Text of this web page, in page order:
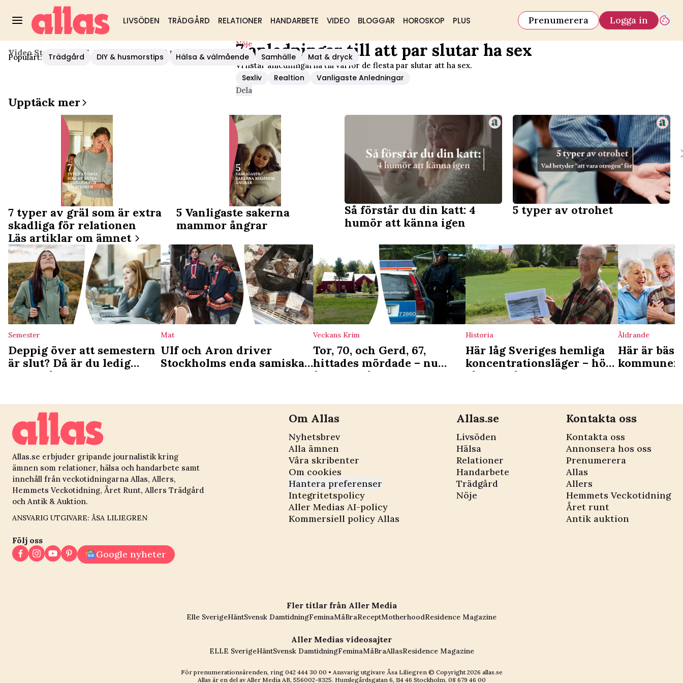
LIVSÖDEN TRÄDGÅRD RELATIONER HANDARBETE VIDEO BLOGGAR HOROSKOP PLUS Prenumerera Logga in
Populärt: Trädgård DIY & husmorstips Hälsa & välmående Samhälle Mat & dryck
Video Start / Nöje / 7 Anledningar Till Att Par Slutar Ha Sex
Nöje
7 anledningar till att par slutar ha sex
Vi listar anledningarna till varför de flesta par slutar att ha sex.
Sexliv Realtion Vanligaste Anledningar
Dela
Upptäck mer
7 typer av gräl som är extra
skadliga för relationen
5 Vanligaste sakerna
mammor ångrar
Så förstår du din katt: 4
humör att känna igen
5 typer av otrohet
Läs artiklar om ämnet
Semester
Deppig över att semestern
är slut? Då är du ledig
nästa gång
Mat
Ulf och Aron driver
Stockholms enda samiska
Veckans Krim
Tor, 70, och Gerd, 67,
hittades mördade – nu
åtalas 45-årig man
Historia
Här låg Sveriges hemliga
koncentrationsläger – höll
fångar på obestämd tid
Åldrande
Här är
Allas.se erbjuder gripande journalistik kring
ämnen som relationer, hälsa och handarbete samt
innehåll från veckotidningarna Allas, Allers,
Hemmets Veckotidning, Året Runt, Allers Trädgård
och Antik & Auktion.
ANSVARIG UTGIVARE: ÅSA LILIEGREN
Följ oss
Google nyheter
Om Allas
Nyhetsbrev
Alla ämnen
Våra skribenter
Om cookies
Hantera preferenser
Integritetspolicy
Aller Medias AI-policy
Kommersiell policy Allas
Allas.se
Livsöden
Hälsa
Relationer
Handarbete
Trädgård
Nöje
Kontakta oss
Kontakta oss
Annonsera hos oss
Prenumerera
Allas
Allers
Hemmets Veckotidning
Året runt
Antik auktion
Fler titlar från Aller Media
Elle SverigeHäntSvensk DamtidningFeminaMåBraReceptMotherhoodResidence Magazine
Aller Medias videosajter
ELLE SverigeHäntSvensk DamtidningFeminaMåBraAllasResidence Magazine
För prenumerationsärenden, ring 042 444 30 00 • Ansvarig utgivare Åsa Liliegren © Copyright2026 allas.se
Allas är en del av Aller Media AB, 556002-8325. Humlegårdsgatan 6, 114 46 Stockholm. 08 679 46 00